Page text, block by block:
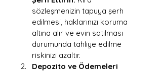
sözleşmenizin tapuya şerh
edilmesi, haklarınızı koruma
altına alır ve evin satılması
durumunda tahliye edilme
riskinizi azaltır.
Depozito ve Ödemeleri